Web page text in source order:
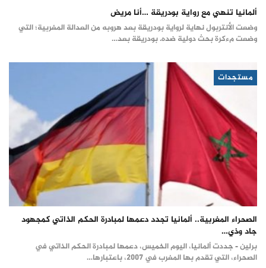
ألمانيا تنهي مع رواية بودريقة …أنا مريض
وضعت الأنتربول نهاية لرواية بودريقة بعد هروبه من العدالة المغربية؛ التي
وضعت مءكرة بحث دولية ضده. بودريقة بعد…
مستجدات
الصحراء المغربية.. ألمانيا تجدد دعمها لمبادرة الحكم الذاتي كمجهود
جاد وذي…
برلين - جددت ألمانيا، اليوم الخميس، دعمها لمبادرة الحكم الذاتي في
الصحراء، التي تقدم بها المغرب في 2007، باعتبارها…